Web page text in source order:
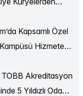
Kapsamlı Özel
Hizmete
TOBB Akreditasyon
5 Yıldızlı Oda